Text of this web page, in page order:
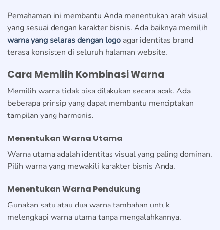
Pemahaman ini membantu Anda menentukan arah visual
yang sesuai dengan karakter bisnis. Ada baiknya memilih
warna yang selaras dengan logo agar identitas brand
terasa konsisten di seluruh halaman website.
Cara Memilih Kombinasi Warna
Memilih warna tidak bisa dilakukan secara acak. Ada
beberapa prinsip yang dapat membantu menciptakan
tampilan yang harmonis.
Menentukan Warna Utama
Warna utama adalah identitas visual yang paling dominan.
Pilih warna yang mewakili karakter bisnis Anda.
Menentukan Warna Pendukung
Gunakan satu atau dua warna tambahan untuk
melengkapi warna utama tanpa mengalahkannya.